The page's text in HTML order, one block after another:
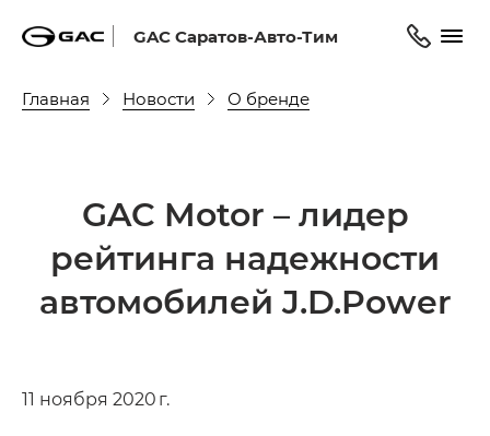
GAC Саратов-Авто-Тим
Главная Новости О бренде
GAC Motor – лидер
рейтинга надежности
автомобилей J.D.Power
11 ноября 2020 г.